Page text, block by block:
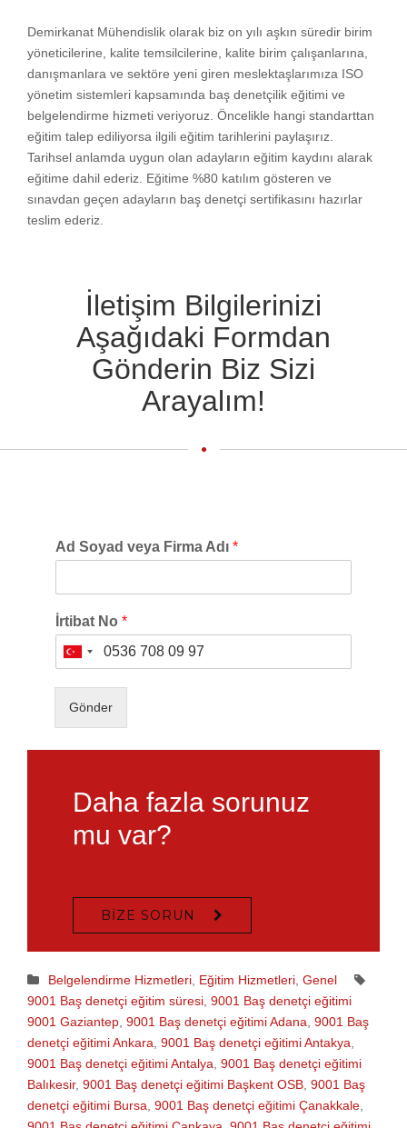
Demirkanat Mühendislik olarak biz on yılı aşkın süredir birim
yöneticilerine, kalite temsilcilerine, kalite birim çalışanlarına,
danışmanlara ve sektöre yeni giren meslektaşlarımıza ISO
yönetim sistemleri kapsamında baş denetçilik eğitimi ve
belgelendirme hizmeti veriyoruz. Öncelikle hangi standarttan
eğitim talep ediliyorsa ilgili eğitim tarihlerini paylaşırız.
Tarihsel anlamda uygun olan adayların eğitim kaydını alarak
eğitime dahil ederiz. Eğitime %80 katılım gösteren ve
sınavdan geçen adayların baş denetçi sertifikasını hazırlar
teslim ederiz.
İletişim Bilgilerinizi
Aşağıdaki Formdan
Gönderin Biz Sizi
Arayalım!
Ad Soyad veya Firma Adı *
İrtibat No *
Turkey
Gönder
Daha fazla sorunuz
mu var?
BIZE SORUN
Belgelendirme Hizmetleri Eğitim Hizmetleri Genel
9001 Baş denetçi eğitim süresi 9001 Baş denetçi eğitimi
9001 Gaziantep 9001 Baş denetçi eğitimi Adana 9001 Baş
denetçi eğitimi Ankara 9001 Baş denetçi eğitimi Antakya
9001 Baş denetçi eğitimi Antalya 9001 Baş denetçi eğitimi
Balıkesir, 9001 Baş denetçi eğitimi Başkent OSB 9001 Baş
denetçi eğitimi Bursa 9001 Baş denetçi eğitimi Çanakkale